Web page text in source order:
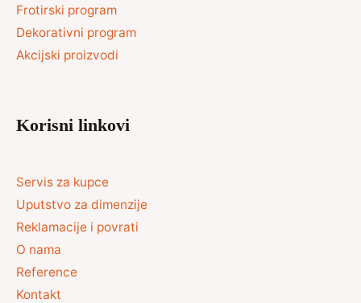
Frotirski program
Dekorativni program
Akcijski proizvodi
Korisni linkovi
Servis za kupce
Uputstvo za dimenzije
Reklamacije i povrati
O nama
Reference
Kontakt